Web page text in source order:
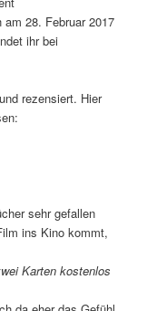
28. Februar 2017
ihr bei
rezensiert. Hier
sehr gefallen
ins Kino kommt,
Karten kostenlos